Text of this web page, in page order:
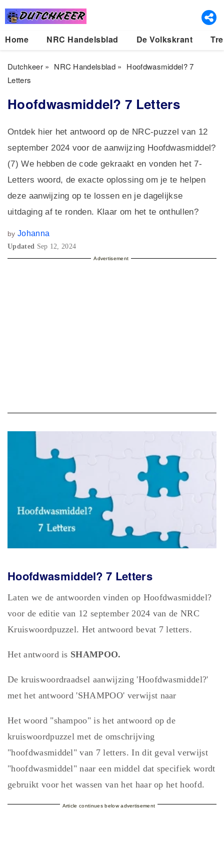
Home NRC Handelsblad De Volkskrant
Dutchkeer» NRC Handelsblad » Hoofdwasmiddel? 7
Letters
Hoofdwasmiddel? 7 Letters
Ontdek hier het antwoord op de NRC-puzzel van 12
september 2024 voor de aanwijzing Hoofdwasmiddel?
(7) We hebben de code gekraakt en vonden het 7-
Letters woord, de exacte oplossing om je te helpen
deze aanwijzing op te lossen en je dagelijkse
uitdaging af te ronden. Klaar om het te onthullen?
by Johanna
Updated Sep 12, 2024
Advertisement
Hoofdwasmiddel? 7 Letters
Laten we de antwoorden vinden op Hoofdwasmiddel?
voor de editie van 12 september 2024 van de NRC
Kruiswoordpuzzel. Het antwoord bevat 7 letters.
Het antwoord is SHAMPOO.
De kruiswoordraadsel aanwijzing 'Hoofdwasmiddel?'
met het antwoord 'SHAMPOO' verwijst naar
Het woord "shampoo" is het antwoord op de
kruiswoordpuzzel met de omschrijving
"hoofdwasmiddel" van 7 letters. In dit geval verwijst
"hoofdwasmiddel" naar een middel dat specifiek wordt
gebruikt voor het wassen van het haar op het hoofd.
Article continues below advertisement